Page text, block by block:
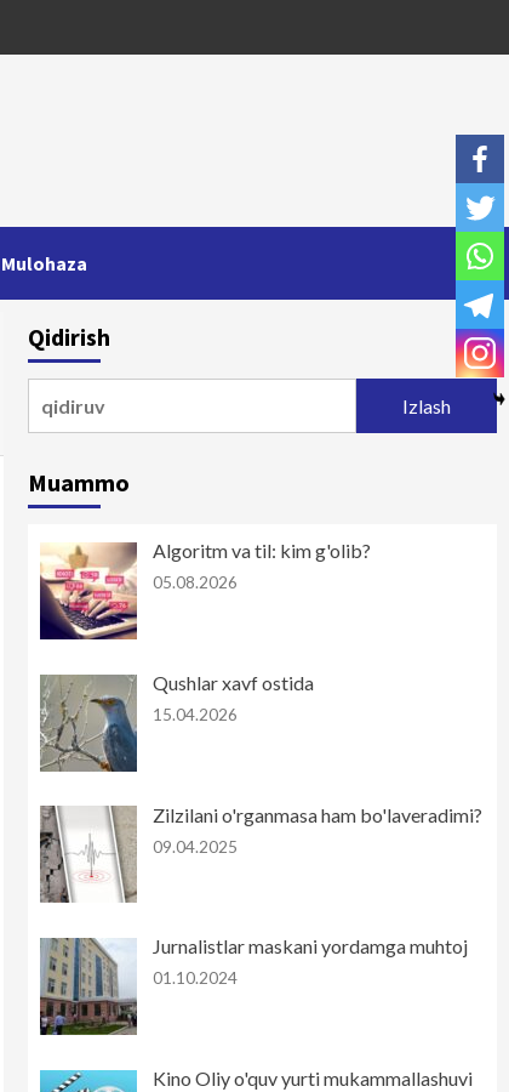
Mulohaza
Qidirish
Muammo
Algoritm va til: kim g'olib?
05.08.2026
Qushlar xavf ostida
15.04.2026
Zilzilani o'rganmasa ham bo'laveradimi?
09.04.2025
Jurnalistlar maskani yordamga muhtoj
01.10.2024
Kino Oliy o'quv yurti mukammallashuvi